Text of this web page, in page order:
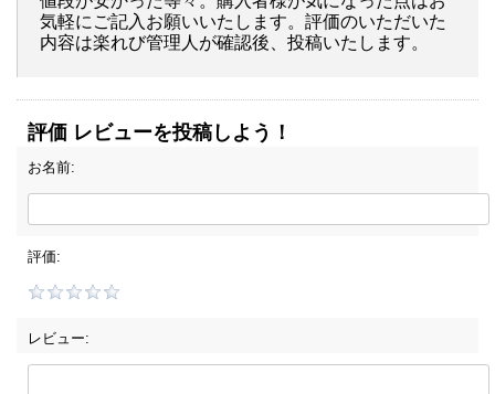
気軽にご記入お願いいたします。評価のいただいた
内容は楽れび管理人が確認後、投稿いたします。
評価 レビューを投稿しよう！
お名前:
評価:
レビュー: